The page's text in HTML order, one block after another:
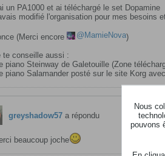
un PA1000 et ai téléchargé le set Dopamine
modifié l'organisation pour mes besoins
(Merci encore MamieNova)
te conseille aussi :
piano Steinway de Galetouille (Zone
piano Salamander posté sur le site Korg
greyshadow57 a répondu
beaucoup joche
Nous
pouvons